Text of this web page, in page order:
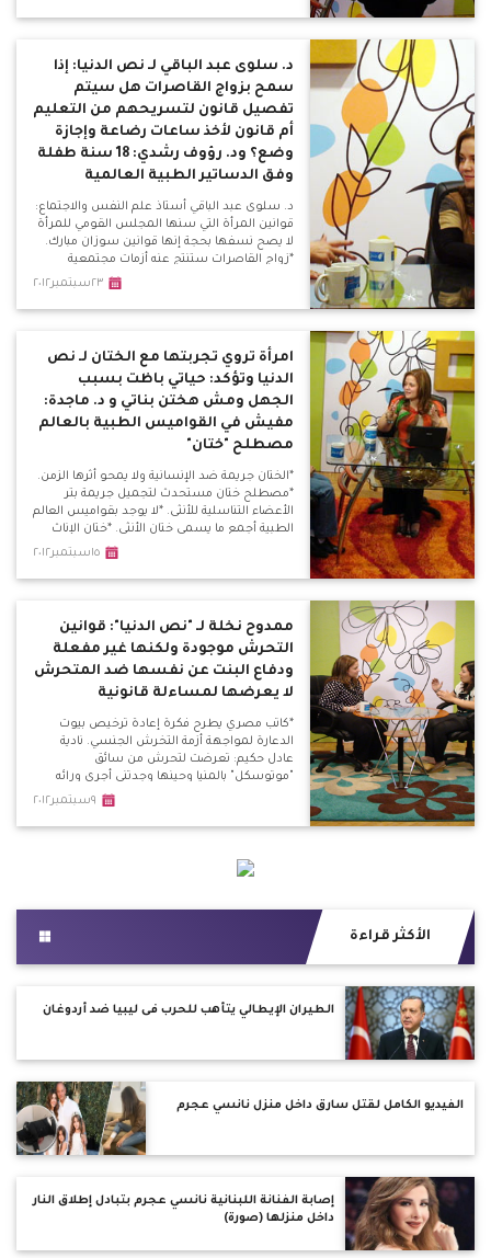
الإسلام في شيء.
د. سلوى عبد الباقي لـ نص الدنيا: إذا
سمح بزواج القاصرات هل سيتم
تفصيل قانون لتسريحهم من التعليم
أم قانون لأخذ ساعات رضاعة وإجازة
وضع؟ ود. رؤوف رشدي: 18 سنة طفلة
وفق الدساتير الطبية العالمية
د. سلوى عبد الباقي أستاذ علم النفس والاجتماع:
قوانين المرأة التي سنها المجلس القومي للمرأة
لا يصح نسفها بحجة إنها قوانين سوزان مبارك.
*زواج القاصرات ستنتج عنه أزمات مجتمعية
حقيقية ومنها أطفال الشوارع وفتيات الليل
على أرض الواقع بمصر ولن يقبله المصري
٢٣سبتمبر٢٠١٢
امرأة تروي تجربتها مع الختان لـ نص
الدنيا وتؤكد: حياتي باظت بسبب
الجهل ومش هختن بناتي و د. ماجدة:
مفيش في القواميس الطبية بالعالم
مصطلح "ختان"
*الختان جريمة ضد الإنسانية ولا يمحو أثرها الزمن.
*مصطلح ختان مستحدث لتجميل جريمة بتر
الأعضاء التناسلية للأنثى. *لا يوجد بقواميس العالم
الطبية أجمع ما يسمى ختان الأنثى. *ختان الإناث
عادة إفريقية قديمة ولا أساس ديني أو طبي لها.
١٥سبتمبر٢٠١٢
ممدوح نخلة لـ "نص الدنيا": قوانين
التحرش موجودة ولكنها غير مفعلة
ودفاع البنت عن نفسها ضد المتحرش
لا يعرضها لمساءلة قانونية
*كاتب مصري يطرح فكرة إعادة ترخيص بيوت
الدعارة لمواجهة أزمة التخرش الجنسي. نادية
عادل حكيم: تعرضت لتحرش من سائق
"موتوسكل" بالمنيا وحينها وجدتني أجري ورائه
وأوسعته ضربًا. *حين توجهت للمركز لعمل
المسئولين بحجة ألا يتحول الأمر لفتنة طائفية.
٩سبتمبر٢٠١٢
الأكثر قراءة
الطيران الإيطالي يتأهب للحرب فى ليبيا ضد أردوغان
الفيديو الكامل لقتل سارق داخل منزل نانسي عجرم
إصابة الفنانة اللبنانية نانسي عجرم بتبادل إطلاق النار
داخل منزلها (صورة)